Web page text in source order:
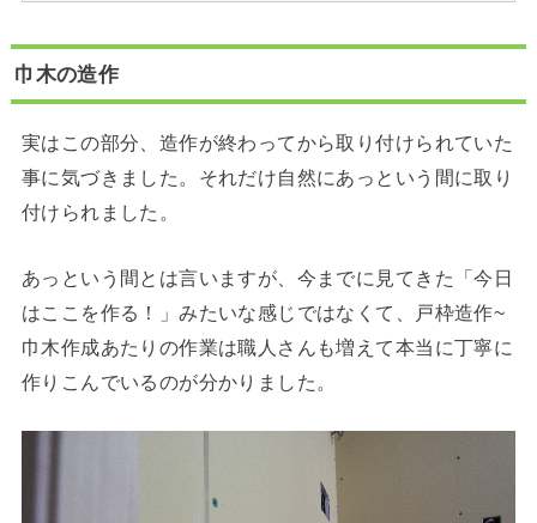
巾木の造作
実はこの部分、造作が終わってから取り付けられていた
事に気づきました。それだけ自然にあっという間に取り
付けられました。
あっという間とは言いますが、今までに見てきた「今日
はここを作る！」みたいな感じではなくて、戸枠造作~
巾木作成あたりの作業は職人さんも増えて本当に丁寧に
作りこんでいるのが分かりました。